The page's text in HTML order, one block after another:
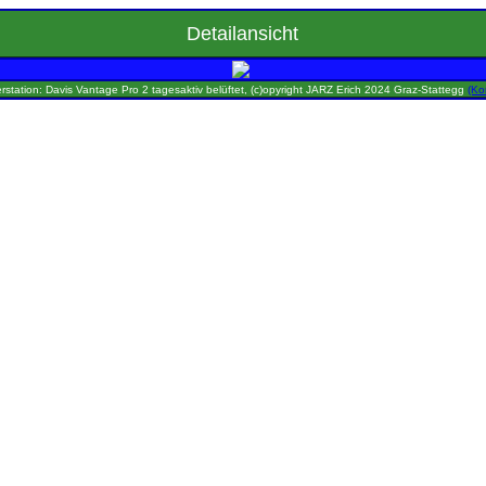
Detailansicht
Davis Vantage Pro 2 tagesaktiv belüftet, (c)opyright JARZ Erich 2024 Graz-Stattegg